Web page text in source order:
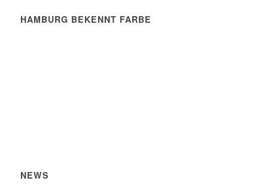
HAMBURG BEKENNT FARBE
NEWS